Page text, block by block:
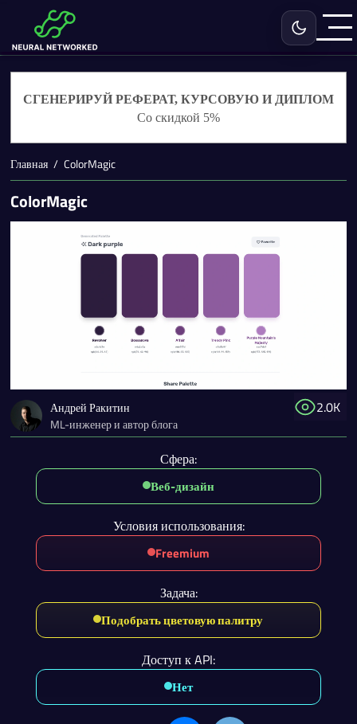
Включить
СГЕНЕРИРУЙ РЕФЕРАТ, КУРСОВУЮ И ДИПЛОМ
Со скидкой 5%
Главная ColorMagic
ColorMagic
2.0K
Андрей Ракитин
ML-инженер и автор блога
Сфера:
Веб-дизайн
Условия использования:
Freemium
Задача:
Подобрать цветовую палитру
Доступ к API:
Нет